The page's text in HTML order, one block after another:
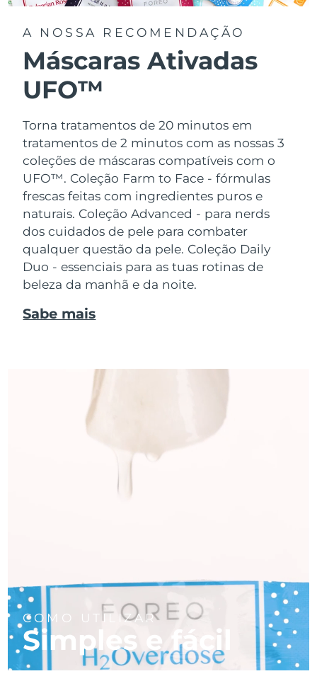
A NOSSA RECOMENDAÇÃO
Máscaras Ativadas
UFO™
Torna tratamentos de 20 minutos em
tratamentos de 2 minutos com as nossas 3
coleções de máscaras compatíveis com o
UFO™. Coleção Farm to Face - fórmulas
frescas feitas com ingredientes puros e
naturais. Coleção Advanced - para nerds
dos cuidados de pele para combater
qualquer questão da pele. Coleção Daily
Duo - essenciais para as tuas rotinas de
beleza da manhã e da noite.
Sabe mais
COMO UTILIZAR
Simples e fácil